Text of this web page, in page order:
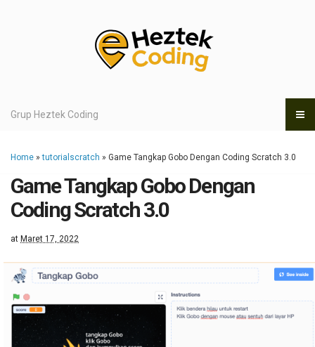
Grup Heztek Coding
Home »tutorialscratch » Game Tangkap Gobo Dengan Coding Scratch 3.0
Game Tangkap Gobo Dengan
Coding Scratch 3.0
at Maret 17, 2022